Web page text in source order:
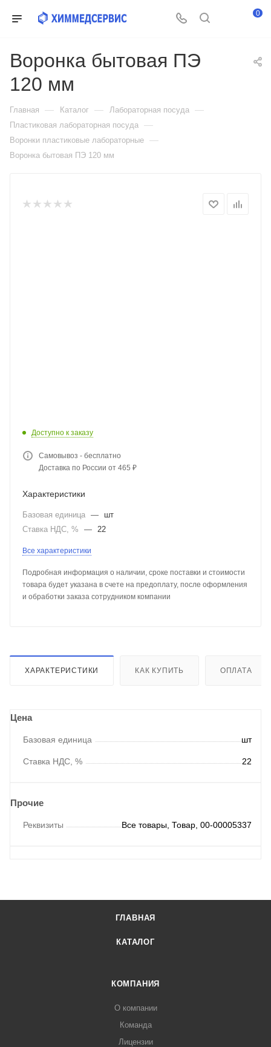
0
Воронка бытовая ПЭ
120 мм
Главная — Каталог — Лабораторная посуда —
Пластиковая лабораторная посуда —
Воронки пластиковые лабораторные —
Воронка бытовая ПЭ 120 мм
Доступно к заказу
Самовывоз - бесплатно
Доставка по России от 465 ₽
Характеристики
Базовая единица —
шт
Ставка НДС, %
— 22
Все характеристики
Подробная информация о наличии, сроке поставки и стоимости
товара будет указана в счете на предоплату, после оформления
и обработки заказа сотрудником компании
ХАРАКТЕРИСТИКИ КАК КУПИТЬ ОПЛАТА
Цена
Базовая единица шт
Ставка НДС, % 22
Прочие
Реквизиты Все товары, Товар, 00-00005337
ГЛАВНАЯ
КАТАЛОГ
КОМПАНИЯ
О компании
Команда
Лицензии